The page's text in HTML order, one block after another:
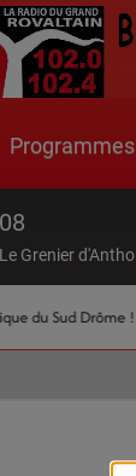
Programmes
08
Le Grenier d'Antho
du Sud Drôme !